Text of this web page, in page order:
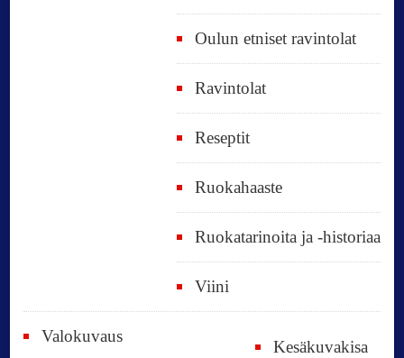
Oulun etniset ravintolat
Ravintolat
Reseptit
Ruokahaaste
Ruokatarinoita ja -historiaa
Viini
Valokuvaus
Kesäkuvakisa